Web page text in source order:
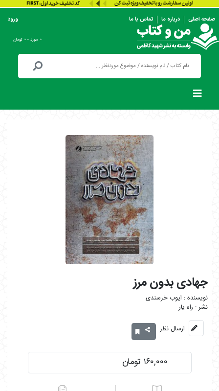
صفحه اصلی درباره ما تماس با ما ورود
۰ مورد - ۰ تومان
جهادی بدون مرز
ایوب خرسندی
راه یار
ارسال نظر
۱۶۰,۰۰۰ تومان